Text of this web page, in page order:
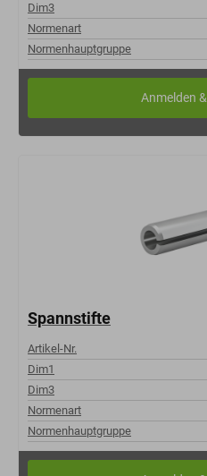
Dim3
Normenart
Normenhauptgruppe
Spannstifte
Artikel-Nr.
Dim1
Dim3
Normenart
Normenhauptgruppe